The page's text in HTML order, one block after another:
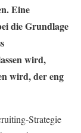
Eine
die Grundlage
wird,
wird, der eng
Strategie